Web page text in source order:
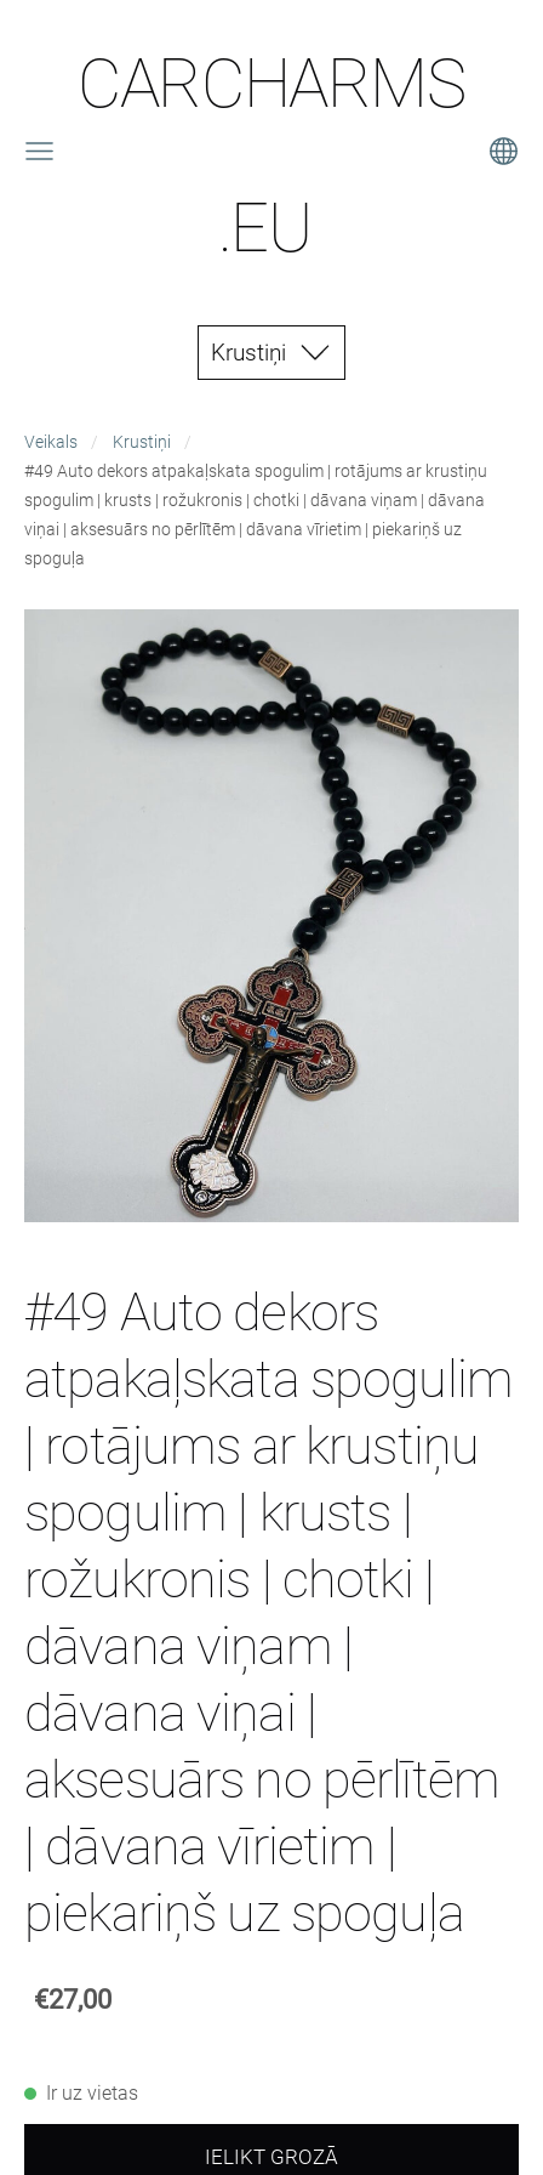
CARCHARMS
.EU
Krustiņi
Veikals
Krustiņi
#49 Auto dekors atpakaļskata spogulim | rotājums ar krustiņu
spogulim | krusts | rožukronis | chotki | dāvana viņam | dāvana
viņai | aksesuārs no pērlītēm | dāvana vīrietim | piekariņš uz
spoguļa
#49 Auto dekors
atpakaļskata spogulim
| rotājums ar krustiņu
spogulim | krusts |
rožukronis | chotki |
dāvana viņam |
dāvana viņai |
aksesuārs no pērlītēm
| dāvana vīrietim |
piekariņš uz spoguļa
€27,00
Ir uz vietas
IELIKT GROZĀ